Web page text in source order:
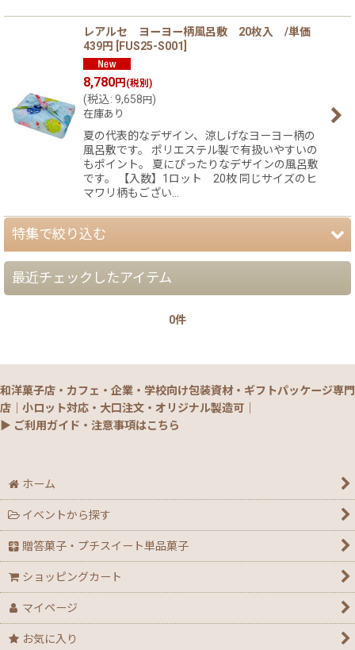
レアルセ ヨーヨー柄風呂敷 20枚入 /単価
439円
FUS25-S001
8,780円(税別)
(税込: 9,658円)
在庫あり
夏の代表的なデザイン、涼しげなヨーヨー柄の
風呂敷です。 ポリエステル製で有扱いやすいの
もポイント。 夏にぴったりなデザインの風呂敷
です。 【入数】1ロット 20枚 同じサイズのヒ
マワリ柄もござい…
特集で絞り込む
【夏】さわやかパッケージ
【銘菓撰29・秋冬】洋菓子ギフト（贈答）
【銘菓撰29・秋冬】菓子単品・プチギフト
【秋】秋のおすすめパッケージ
【ハロウィン】★全力応援★グッズ★
【アウトレット】ハロウィン
【２０２６年】クリスマスデコ箱・ノエル箱・トレー
【クリスマス】ミニデコ箱トレー付き＜3号 4号 4.5
最近チェックしたアイテム
0件
和洋菓子店・カフェ・企業・学校向け包装資材・ギフトパッケージ専門
店｜小ロット対応・大口注文・オリジナル製造可｜
▶ ご利用ガイド・注意事項はこちら
ホーム
イベントから探す
贈答菓子・プチスイート単品菓子
ショッピングカート
マイページ
お気に入り